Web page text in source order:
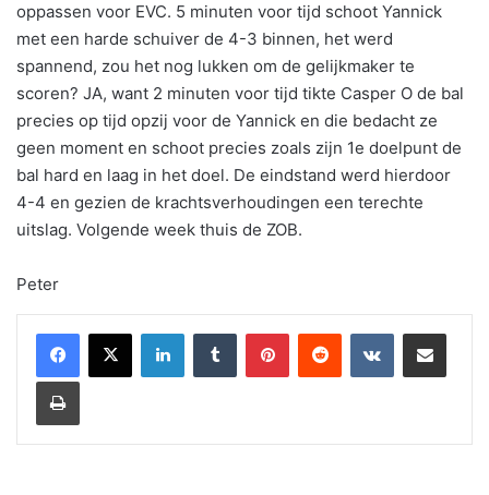
oppassen voor EVC. 5 minuten voor tijd schoot Yannick
met een harde schuiver de 4-3 binnen, het werd
spannend, zou het nog lukken om de gelijkmaker te
scoren? JA, want 2 minuten voor tijd tikte Casper O de bal
precies op tijd opzij voor de Yannick en die bedacht ze
geen moment en schoot precies zoals zijn 1e doelpunt de
bal hard en laag in het doel. De eindstand werd hierdoor
4-4 en gezien de krachtsverhoudingen een terechte
uitslag. Volgende week thuis de ZOB.
Peter
LinkedInTumblr PinterestReddit VKontakteShare via Email
Print